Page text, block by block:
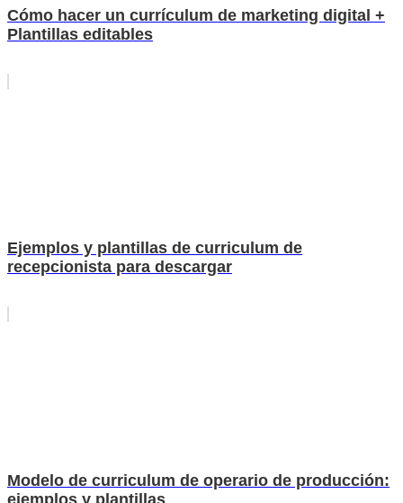
Cómo hacer un currículum de marketing digital +
Plantillas editables
Ejemplos y plantillas de curriculum de
recepcionista para descargar
Modelo de curriculum de operario de producción:
ejemplos y plantillas